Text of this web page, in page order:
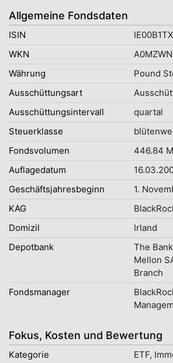
Allgemeine Fondsdaten
ISIN
WKN
A0MZWN
Währung
Pound
Ausschüttungsart
Ausschüttungsintervall
quartal
Steuerklasse
Fondsvolumen
446.84
Auflagedatum
Geschäftsjahresbeginn
1.
KAG
Domizil
Irland
Depotbank
The
Mellon
Branch
Fondsmanager
Fokus, Kosten und Bewertung
Kategorie ETF,